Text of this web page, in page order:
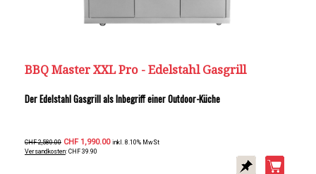
BBQ Master XXL Pro - Edelstahl Gasgrill
Der Edelstahl Gasgrill als Inbegriff einer Outdoor-Küche
CHF 2,580.00 CHF 1,990.00 inkl. 8.10% MwSt
Versandkosten: CHF 39.90